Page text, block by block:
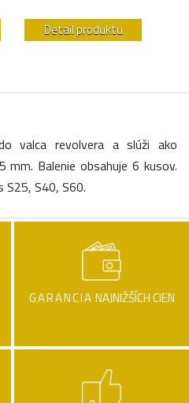
Detail produktu
valca revolvera a slúži ako
mm. Balenie obsahuje 6 kusov.
S25, S40, S60.
GARANCIA NAJNIŽŠÍCH CIEN